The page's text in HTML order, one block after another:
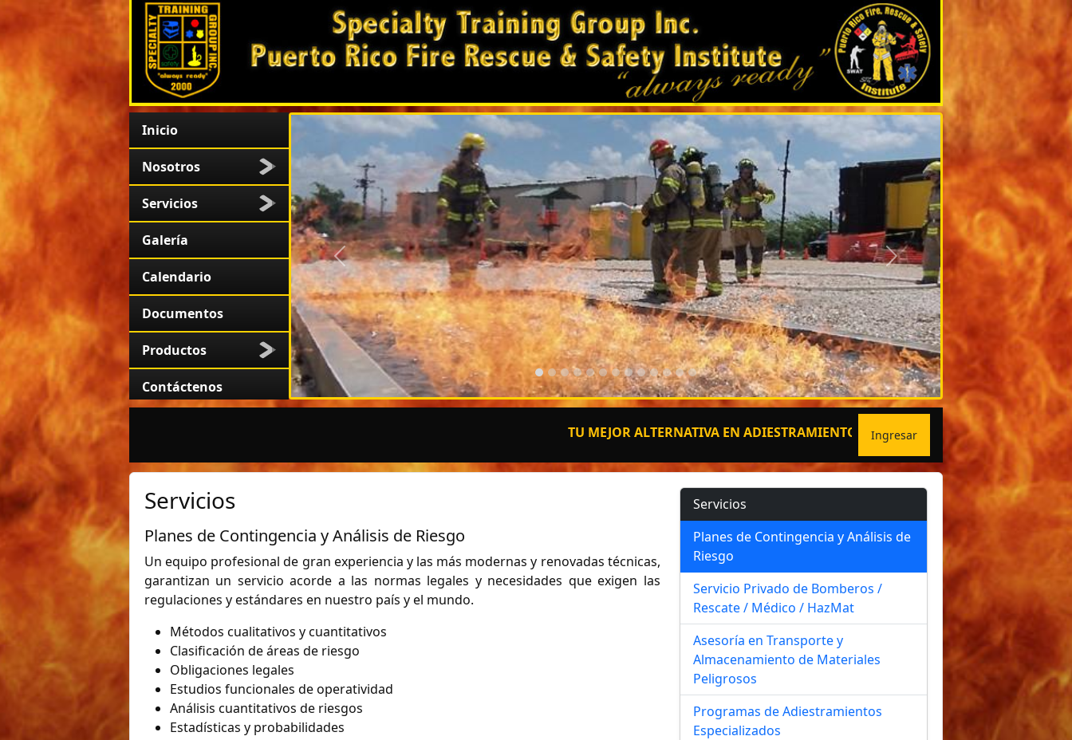
Inicio
Nosotros
Servicios
Galería
Calendario
Documentos
Productos
Contáctenos
Anterior Siguiente
TU MEJOR ALTERNATIVA EN ADIESTRAMIENTOS ESPECIALIZADOS
Ingresar
Servicios
Planes de Contingencia y Análisis de Riesgo
Un equipo profesional de gran experiencia y las más modernas y renovadas técnicas,
garantizan un servicio acorde a las normas legales y necesidades que exigen las
regulaciones y estándares en nuestro país y el mundo.
Métodos cualitativos y cuantitativos
Clasificación de áreas de riesgo
Obligaciones legales
Estudios funcionales de operatividad
Análisis cuantitativos de riesgos
Estadísticas y probabilidades
Servicios
Planes de Contingencia y Análisis de
Riesgo
Servicio Privado de Bomberos /
Rescate / Médico / HazMat
Asesoría en Transporte y
Almacenamiento de Materiales
Peligrosos
Programas de Adiestramientos
Especializados